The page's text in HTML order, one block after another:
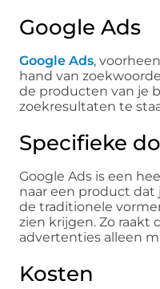
Google Ads
Google Ads,
hand van
de producten van je
zoekresultaten te
Specifieke
Google Ads is een
naar een product dat
de traditionele
zien krijgen. Zo raakt
advertenties alleen
Kosten